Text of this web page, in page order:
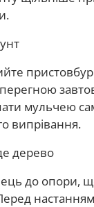
мульчею
випрівання.
дерево
до опори,